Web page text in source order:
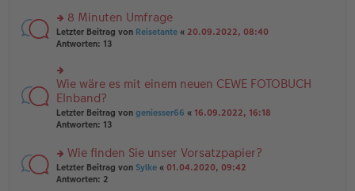
tr
a
g
e
n
er
tr
a
g
n
g
el
e
n
er
B
ei
tr
g
rs
te
u
n
g
el
es
e
er
B
ei
tr
8 Minuten Umfrage
Letzter Beitrag von Reisetante « 20.09.2022, 08:40
Antworten: 13
rs
te
r
u
n
el
es
e
Wie wäre es mit einem neuen CEWE FOTOBUCH
EInband?
Letzter Beitrag von geniesser66 « 16.09.2022, 16:18
Antworten: 13
rs
te
Wie finden Sie unser Vorsatzpapier?
Letzter Beitrag von Sylke « 01.04.2020, 09:42
Antworten: 2